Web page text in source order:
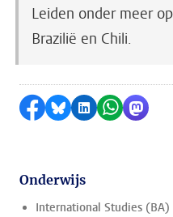
Leiden onder meer
Brazilië en Chili.
Delen op Facebook
Delen via Bluesky
Delen opDelen via
Onderwijs
International Studies (BA)